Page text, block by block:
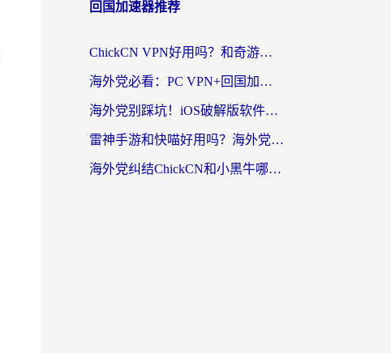
回国加速器推荐
ChickCN VPN好用吗？和奇游手游VPN对比哪个回国效果更好？海外党亲测实用指南
海外党必看：PC VPN+回国加速器怎么选？无缝访问国内资源全攻略
海外党别踩坑！iOS破解版软件不可靠？教你选对回国加速器无缝看国内资源
雷神手游和快喵好用吗？海外党亲测5款回国加速器，附斧牛Bling对比+微信视频号解决办法
海外党纠结ChickCN和小黑牛哪个好？一篇帮你选对回国加速器的实用指南